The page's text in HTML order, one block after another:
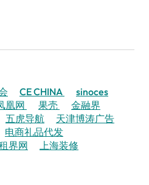
CE CHINA
sinoces
凰网 果壳
金融界
五虎导航
天津博涛广告
电商礼品代发
界网 上海装修